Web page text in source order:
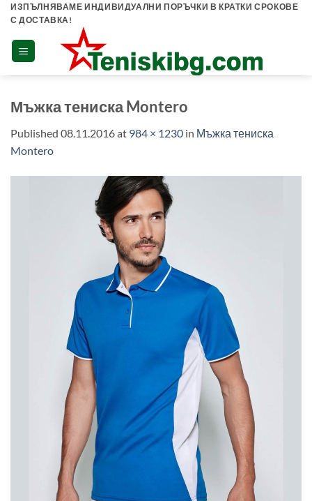
Skip
content
ИЗПЪЛНЯВАМЕ ИНДИВИДУАЛНИ ПОРЪЧКИ В КРАТКИ СРОКОВЕ
С ДОСТАВКА!
Мъжка тениска Montero
Published 08.11.2016at 984 × 1230 in Мъжка тениска
Montero